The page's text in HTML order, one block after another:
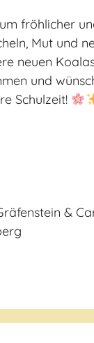
fröhlicher
Mut und
neuen
und
Schulzeit!
&